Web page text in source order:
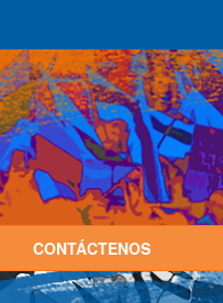
CONTÁCTENOS